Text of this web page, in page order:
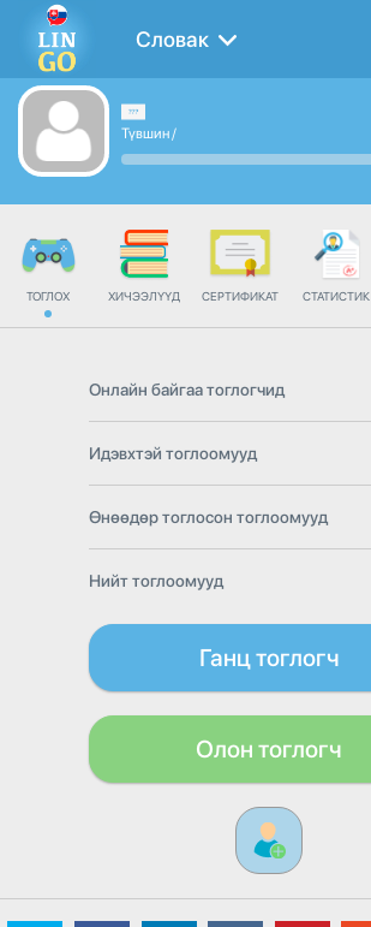
Словак
Түвшин/
ТОГЛОХ ХИЧЭЭЛҮҮД СЕРТИФИКАТ СТАТИСТИК
Онлайн байгаа тоглогчид
Идэвхтэй тоглоомууд
Өнөөдөр тоглосон тоглоомууд
Нийт тоглоомууд
Ганц тоглогч
Олон тоглогч